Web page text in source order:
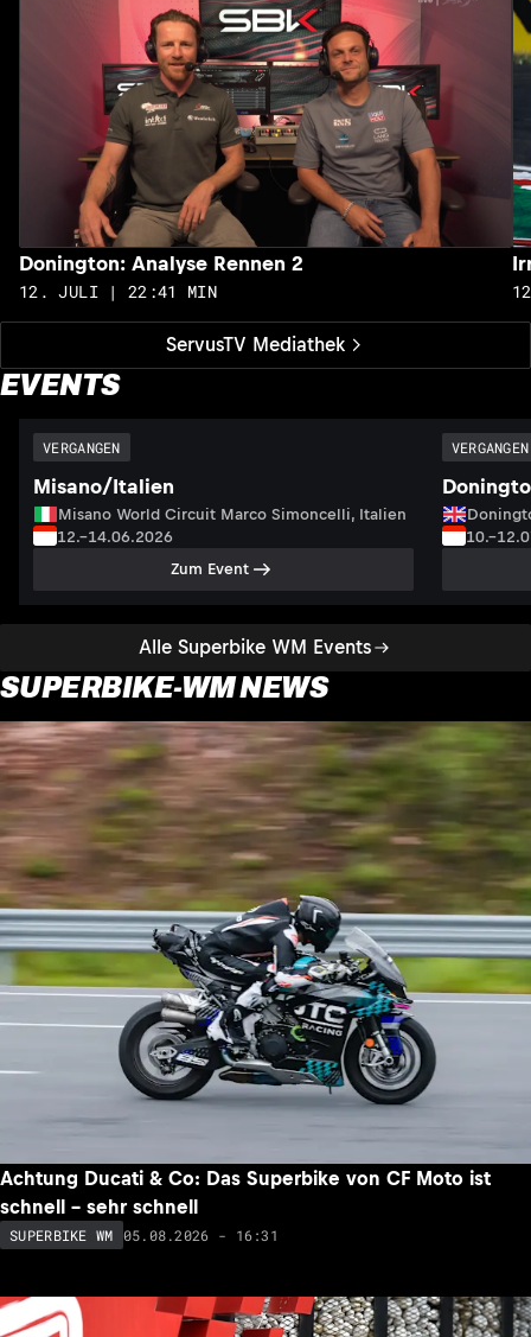
ServusTV Mediathek
Donington: Analyse Rennen 2
12. JULI | 22:41 MIN
EVENTS
Alle Superbike WM Events
VERGANGEN
Misano/Italien
Misano World Circuit Marco Simoncelli, Italien
12.–14.06.2026
Zum Event
VERGANGEN
SUPERBIKE-WM NEWS
Achtung Ducati & Co: Das Superbike von CF Moto ist
schnell – sehr schnell
SUPERBIKE WM 05.08.2026 - 16:31